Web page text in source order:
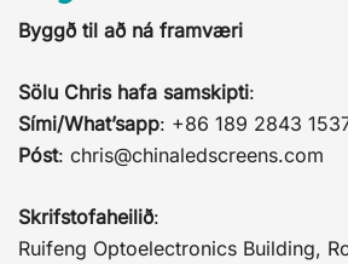
Byggð til að ná framværi
Sölu Chris hafa samskipti:
Sími/What’sapp: +86 189 2843
Póst: chris@chinaledscreens.com
Skrifstofaheilið:
Ruifeng Optoelectronics Building,